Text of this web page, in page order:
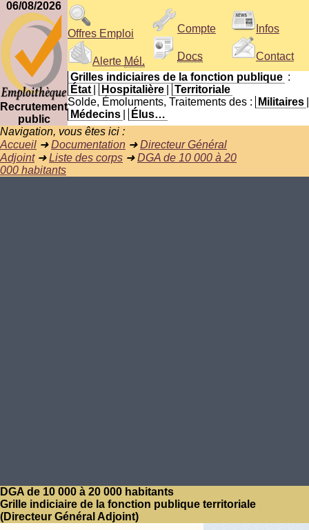
06/08/2026
Recrutement
public
Offres Emploi
Alerte Mél.
Compte
Docs
Infos
Contact
Grilles indiciaires de la fonction publique :
État
Hospitalière
Territoriale
Solde, Émoluments, Traitements des :
Militaires
Médecins
Élus…
Navigation, vous êtes ici :
Accueil ➜Documentation ➜Directeur Général
Adjoint➜Liste des corps ➜DGA de 10 000 à 20
000 habitants
DGA de 10 000 à 20 000 habitants
Grille indiciaire de la fonction publique territoriale
(Directeur Général Adjoint)